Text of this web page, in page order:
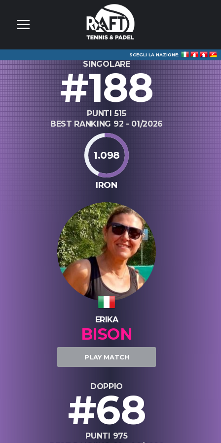
SCEGLI LA NAZIONE:
SINGOLARE
#188
PUNTI 515
BEST RANKING 92 - 01/2026
1.098
IRON
ERIKA
BISON
PLAY MATCH
DOPPIO
#68
PUNTI 975